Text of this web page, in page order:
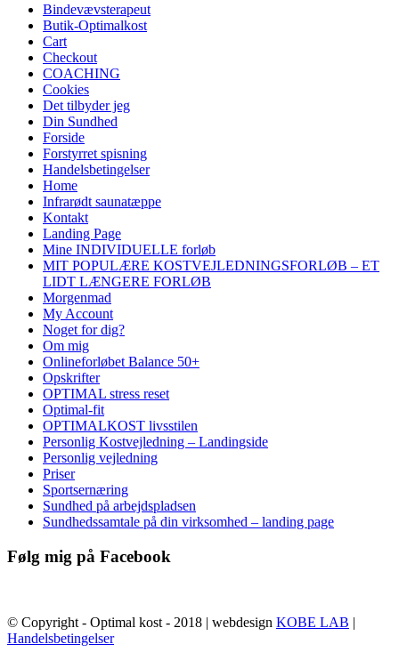
Bindevævsterapeut
Butik-Optimalkost
Cart
Checkout
COACHING
Cookies
Det tilbyder jeg
Din Sundhed
Forside
Forstyrret spisning
Handelsbetingelser
Home
Infrarødt saunatæppe
Kontakt
Landing Page
Mine INDIVIDUELLE forløb
MIT POPULÆRE KOSTVEJLEDNINGSFORLØB – ET
LIDT LÆNGERE FORLØB
Morgenmad
My Account
Noget for dig?
Om mig
Onlineforløbet Balance 50+
Opskrifter
OPTIMAL stress reset
Optimal-fit
OPTIMALKOST livsstilen
Personlig Kostvejledning – Landingside
Personlig vejledning
Priser
Sportsernæring
Sundhed på arbejdspladsen
Sundhedssamtale på din virksomhed – landing page
Følg mig på Facebook
© Copyright - Optimal kost - 2018 | webdesign KOBE LAB |
Handelsbetingelser